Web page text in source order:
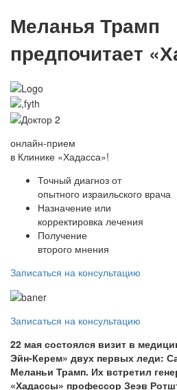
Меланья Трамп
предпочитает
онлайн-прием
в Клинике «Хадасса»!
Точный диагноз от
опытного израильского врача
Назначение или
корректировка лечения
Получение
второго мнения
Записаться на консультацию
Записаться на консультацию
22 мая состоялся визит в
Эйн-Керем» двух первых леди:
Меланьи Трамп. Их встретил
«Хадассы» профессор Зеэв